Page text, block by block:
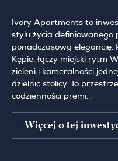
Ivory Apartments to
stylu życia definiowanego
ponadczasową elegancję.
Kępie, łączy miejski rytm
zieleni i kameralności
dzielnic stolicy. To
codzienności premi...
Więcej o tej